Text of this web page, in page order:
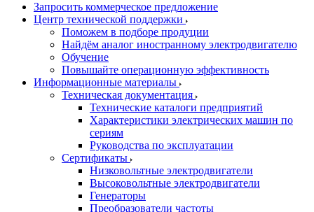
Запросить коммерческое предложение
Центр технической поддержки
Поможем в подборе продуции
Найдём аналог иностранному электродвигателю
Обучение
Повышайте операционную эффективность
Информационные материалы
Техническая документация
Технические каталоги предприятий
Характеристики электрических машин по
сериям
Руководства по эксплуатации
Сертификаты
Низковольтные электродвигатели
Высоковольтные электродвигатели
Генераторы
Преобразователи частоты